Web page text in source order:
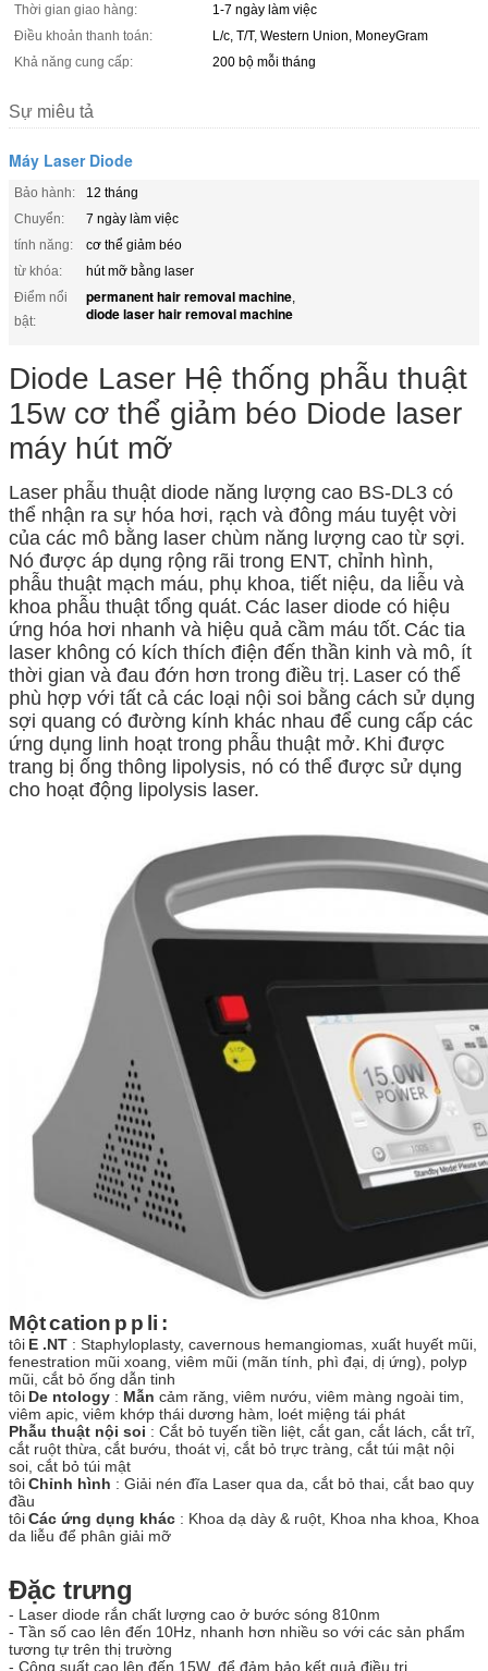
Thời gian giao hàng:
1-7 ngày làm việc
Điều khoản thanh toán:
L/c, T/T, Western Union, MoneyGram
Khả năng cung cấp:
200 bộ mỗi tháng
Sự miêu tả
Máy Laser Diode
Bảo hành:
12 tháng
Chuyển:
7 ngày làm việc
tính năng:
cơ thể giảm béo
từ khóa:
hút mỡ bằng laser
Điểm nổi
bật:
permanent hair removal machine,
diode laser hair removal machine
Diode Laser Hệ thống phẫu thuật
15w cơ thể giảm béo Diode laser
máy hút mỡ
Laser phẫu thuật diode năng lượng cao BS-DL3 có
thể nhận ra sự hóa hơi, rạch và đông máu tuyệt vời
của các mô bằng laser chùm năng lượng cao từ sợi.
Nó được áp dụng rộng rãi trong ENT, chỉnh hình,
phẫu thuật mạch máu, phụ khoa, tiết niệu, da liễu và
khoa phẫu thuật tổng quát. Các laser diode có hiệu
ứng hóa hơi nhanh và hiệu quả cầm máu tốt. Các tia
laser không có kích thích điện đến thần kinh và mô, ít
thời gian và đau đớn hơn trong điều trị. Laser có thể
phù hợp với tất cả các loại nội soi bằng cách sử dụng
sợi quang có đường kính khác nhau để cung cấp các
ứng dụng linh hoạt trong phẫu thuật mở. Khi được
trang bị ống thông lipolysis, nó có thể được sử dụng
cho hoạt động lipolysis laser.
Mộtcation p p li :
tôi E .NT : Staphyloplasty, cavernous hemangiomas, xuất huyết mũi,
fenestration mũi xoang, viêm mũi (mãn tính, phì đại, dị ứng), polyp
mũi, cắt bỏ ống dẫn tinh
tôi De ntology : Mẫn cảm răng, viêm nướu, viêm màng ngoài tim,
viêm apic, viêm khớp thái dương hàm,
loét miệng tái phát
Phẫu thuật nội soi : Cắt bỏ tuyến tiền liệt, cắt gan, cắt lách, cắt trĩ,
cắt ruột thừa, cắt bướu, thoát vị, cắt bỏ trực tràng, cắt túi mật nội
soi, cắt bỏ túi mật
tôiChỉnh hình : Giải nén đĩa Laser qua da, cắt bỏ thai, cắt bao quy
đầu
tôiCác ứng dụng khác : Khoa dạ dày & ruột, Khoa nha khoa, Khoa
da liễu để phân giải mỡ
Đặc trưng
- Laser diode rắn chất lượng cao ở bước sóng 810nm
- Tần số cao lên đến 10Hz, nhanh hơn nhiều so với các sản phẩm
tương tự trên thị trường
- Công suất cao lên đến 15W, để đảm bảo kết quả điều trị